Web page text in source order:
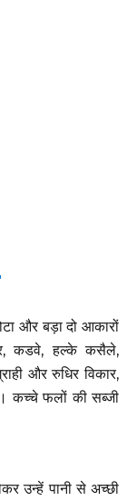
और बड़ा दो आकारों
कडवे, हल्के कसैले,
और रुधिर विकार,
कच्चे फलों की सब्जी
उन्हें पानी से अच्छी